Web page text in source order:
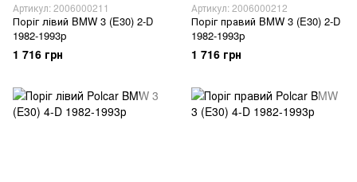
Артикул: 2006000211
Поріг лівий BMW 3 (E30) 2-D
1982-1993р
1 716 грн
Артикул: 2006000212
Поріг правий BMW 3 (E30) 2-D
1982-1993р
1 716 грн